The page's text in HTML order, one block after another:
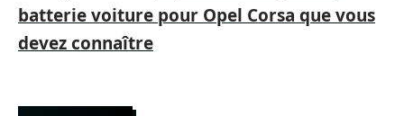
batterie voiture pour Opel Corsa que vous
devez connaître